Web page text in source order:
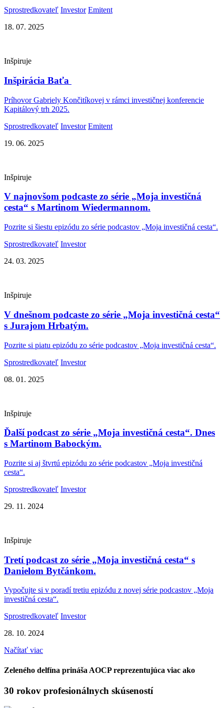
Sprostredkovateľ Investor Emitent
18. 07. 2025
Inšpiruje
Inšpirácia Baťa
Príhovor Gabriely Končitíkovej v rámci investičnej konferencie
Kapitálový trh 2025.
Sprostredkovateľ Investor Emitent
19. 06. 2025
Inšpiruje
V najnovšom podcaste zo série „Moja investičná
cesta“ s Martinom Wiedermannom.
Pozrite si šiestu epizódu zo série podcastov „Moja investičná cesta“.
Sprostredkovateľ Investor
24. 03. 2025
Inšpiruje
V dnešnom podcaste zo série „Moja investičná cesta“
s Jurajom Hrbatým.
Pozrite si piatu epizódu zo série podcastov „Moja investičná cesta“.
Sprostredkovateľ Investor
08. 01. 2025
Inšpiruje
Ďalší podcast zo série „Moja investičná cesta“. Dnes
s Martinom Babockým.
Pozrite si aj štvrtú epizódu zo série podcastov „Moja investičná
cesta“.
Sprostredkovateľ Investor
29. 11. 2024
Inšpiruje
Tretí podcast zo série „Moja investičná cesta“ s
Danielom Bytčánkom.
Vypočujte si v poradí tretiu epizódu z novej série podcastov „Moja
investičná cesta“.
Sprostredkovateľ Investor
28. 10. 2024
Načítať viac
Zeleného delfína prináša AOCP reprezentujúca viac ako
30 rokov profesionálnych skúseností